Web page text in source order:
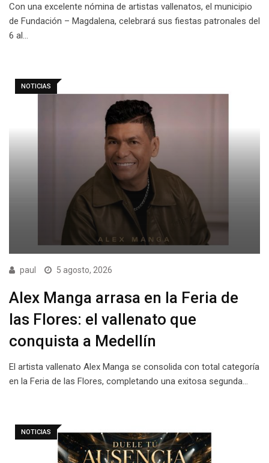
Con una excelente nómina de artistas vallenatos, el municipio
de Fundación – Magdalena, celebrará sus fiestas patronales del
6 al…
NOTICIAS
paul 5 agosto, 2026
Alex Manga arrasa en la Feria de
las Flores: el vallenato que
conquista a Medellín
El artista vallenato Alex Manga se consolida con total categoría
en la Feria de las Flores, completando una exitosa segunda…
NOTICIAS